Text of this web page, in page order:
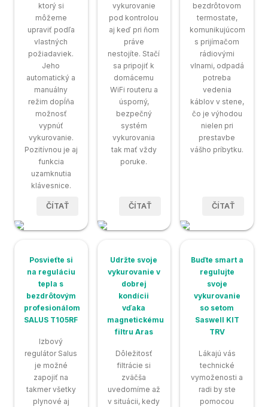
ktorý si
môžeme
upraviť podľa
vlastných
požiadaviek.
Jeho
automatický a
manuálny
režim dopĺňa
možnosť
vypnúť
vykurovanie.
Pozitívnou je aj
funkcia
uzamknutia
klávesnice.
ČÍTAŤ
vykurovanie
pod kontrolou
aj keď pri ňom
práve
nestojíte. Stačí
sa pripojiť k
domácemu
WiFi routeru a
úsporný,
bezpečný
systém
vykurovania
tak mať vždy
poruke.
ČÍTAŤ
bezdrôtovom
termostate,
komunikujúcom
s prijímačom
rádiovými
vlnami, odpadá
potreba
vedenia
káblov v stene,
čo je výhodou
nielen pri
prestavbe
vášho príbytku.
ČÍTAŤ
Posvieťte si
na reguláciu
tepla s
bezdrôtovým
profesionálom
SALUS T105RF
Izbový
regulátor Salus
je možné
zapojiť na
takmer všetky
plynové aj
Udržte svoje
vykurovanie v
dobrej
kondícii
vďaka
magnetickému
filtru Aras
Dôležitosť
filtrácie si
zväčša
uvedomíme až
v situácii, kedy
Buďte smart a
regulujte
svoje
vykurovanie
so setom
Saswell KIT
TRV
Lákajú vás
technické
vymoženosti a
radi by ste
pomocou